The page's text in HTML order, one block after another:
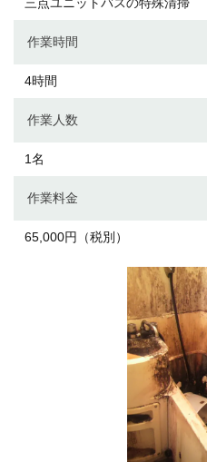
三点ユニットバスの特殊清掃
作業時間
4時間
作業人数
1名
作業料金
65,000円（税別）